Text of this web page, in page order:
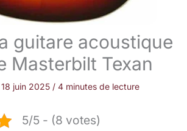
guitare acoustique
Masterbilt Texan
18 juin 2025 / 4 minutes de lecture
5/5 - (8 votes)